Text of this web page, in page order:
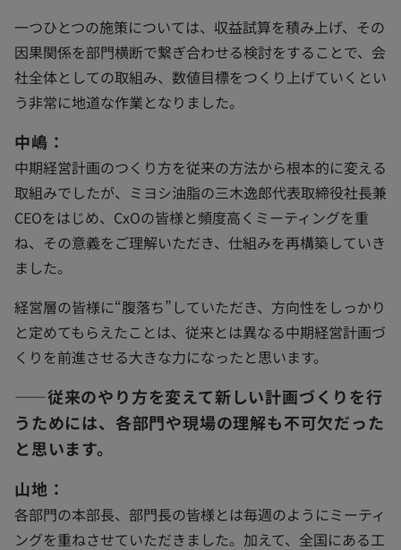
一つひとつの施策については、収益試算を積み上げ、その
因果関係を部門横断で繋ぎ合わせる検討をすることで、会
社全体としての取組み、数値目標をつくり上げていくとい
う非常に地道な作業となりました。
中嶋：
中期経営計画のつくり方を従来の方法から根本的に変える
取組みでしたが、ミヨシ油脂の三木逸郎代表取締役社長兼
CEOをはじめ、CxOの皆様と頻度高くミーティングを重
ね、その意義をご理解いただき、仕組みを再構築していき
ました。
経営層の皆様に“腹落ち”していただき、方向性をしっかり
と定めてもらえたことは、従来とは異なる中期経営計画づ
くりを前進させる大きな力になったと思います。
――従来のやり方を変えて新しい計画づくりを行
うためには、各部門や現場の理解も不可欠だった
と思います。
山地：
各部門の本部長、部門長の皆様とは毎週のようにミーティ
ングを重ねさせていただきました。加えて、全国にある工